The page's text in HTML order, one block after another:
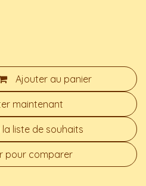
Ajouter au panier
maintenant
pour comparer
liste de souhaits